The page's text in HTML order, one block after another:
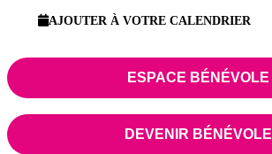
AJOUTER À VOTRE CALENDRIER
ESPACE BÉNÉVOLE
DEVENIR BÉNÉVOLE